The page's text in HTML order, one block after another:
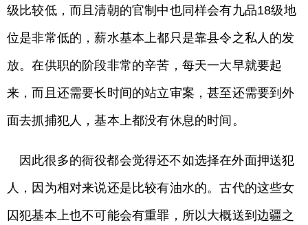
级比较低，而且清朝的官制中也同样会有九品18级地
位是非常低的，薪水基本上都只是靠县令之私人的发
放。在供职的阶段非常的辛苦，每天一大早就要起
来，而且还需要长时间的站立审案，甚至还需要到外
面去抓捕犯人，基本上都没有休息的时间。
因此很多的衙役都会觉得还不如选择在外面押送犯
人，因为相对来说还是比较有油水的。古代的这些女
囚犯基本上也不可能会有重罪，所以大概送到边疆之